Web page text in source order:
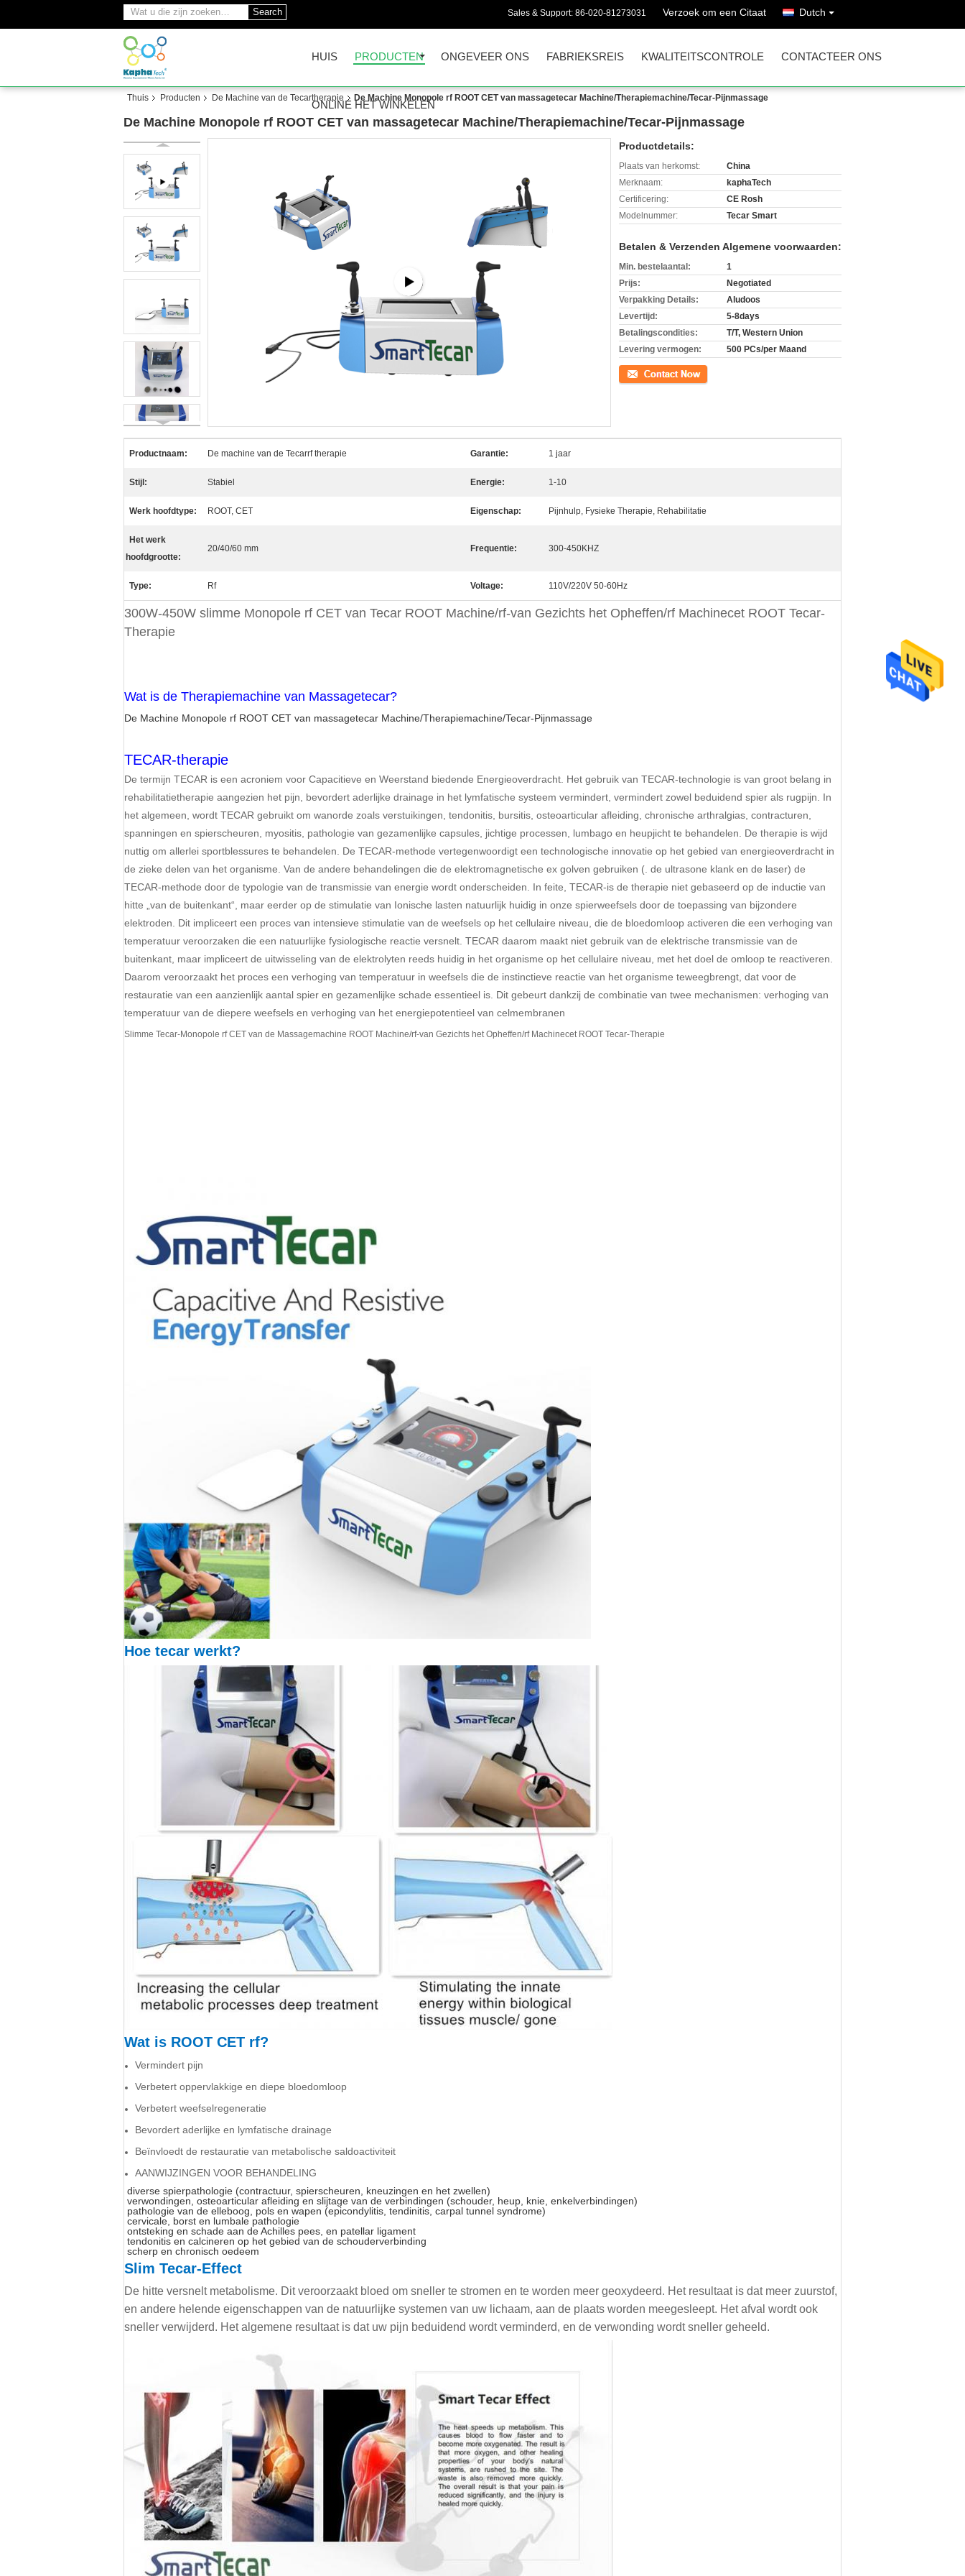
Search Sales & Support: 86-020-81273031 Verzoek om een Citaat Dutch
HUIS PRODUCTEN ONGEVEER ONS FABRIEKSREIS KWALITEITSCONTROLE CONTACTEER ONS
ONLINE HET WINKELEN
Thuis Producten De Machine van de Tecartherapie De Machine Monopole rf ROOT CET van massagetecar Machine/Therapiemachine/Tecar-Pijnmassage
De Machine Monopole rf ROOT CET van massagetecar Machine/Therapiemachine/Tecar-Pijnmassage
Productdetails:
Plaats van herkomst:
China
Merknaam:
kaphaTech
Certificering:
CE Rosh
Modelnummer:
Tecar Smart
Betalen & Verzenden Algemene voorwaarden:
Min. bestelaantal:
1
Prijs:
Negotiated
Verpakking Details:
Aludoos
Levertijd:
5-8days
Betalingscondities:
T/T, Western Union
Levering vermogen:
500 PCs/per Maand
Contact
Productnaam: De machine van de Tecarrf therapie Garantie: 1 jaar
Stijl: Stabiel Energie: 1-10
Werk hoofdtype: ROOT, CET Eigenschap: Pijnhulp, Fysieke Therapie, Rehabilitatie
Het werk
hoofdgrootte:
20/40/60 mm Frequentie: 300-450KHZ
Type: Rf Voltage: 110V/220V 50-60Hz
300W-450W slimme Monopole rf CET van Tecar ROOT Machine/rf-van Gezichts het Opheffen/rf Machinecet ROOT Tecar-
Therapie
Wat is de Therapiemachine van Massagetecar?
De Machine Monopole rf ROOT CET van massagetecar Machine/Therapiemachine/Tecar-Pijnmassage
TECAR-therapie
De termijn TECAR is een acroniem voor Capacitieve en Weerstand biedende Energieoverdracht. Het gebruik van TECAR-technologie is van groot belang in
rehabilitatietherapie aangezien het pijn, bevordert aderlijke drainage in het lymfatische systeem vermindert, vermindert zowel beduidend spier als rugpijn. In
het algemeen, wordt TECAR gebruikt om wanorde zoals verstuikingen, tendonitis, bursitis, osteoarticular afleiding, chronische arthralgias, contracturen,
spanningen en spierscheuren, myositis, pathologie van gezamenlijke capsules, jichtige processen, lumbago en heupjicht te behandelen. De therapie is wijd
nuttig om allerlei sportblessures te behandelen. De TECAR-methode vertegenwoordigt een technologische innovatie op het gebied van energieoverdracht in
de zieke delen van het organisme. Van de andere behandelingen die de elektromagnetische ex golven gebruiken (. de ultrasone klank en de laser) de
TECAR-methode door de typologie van de transmissie van energie wordt onderscheiden. In feite, TECAR-is de therapie niet gebaseerd op de inductie van
hitte „van de buitenkant“, maar eerder op de stimulatie van Ionische lasten natuurlijk huidig in onze spierweefsels door de toepassing van bijzondere
elektroden. Dit impliceert een proces van intensieve stimulatie van de weefsels op het cellulaire niveau, die de bloedomloop activeren die een verhoging van
temperatuur veroorzaken die een natuurlijke fysiologische reactie versnelt. TECAR daarom maakt niet gebruik van de elektrische transmissie van de
buitenkant, maar impliceert de uitwisseling van de elektrolyten reeds huidig in het organisme op het cellulaire niveau, met het doel de omloop te reactiveren.
Daarom veroorzaakt het proces een verhoging van temperatuur in weefsels die de instinctieve reactie van het organisme teweegbrengt, dat voor de
restauratie van een aanzienlijk aantal spier en gezamenlijke schade essentieel is. Dit gebeurt dankzij de combinatie van twee mechanismen: verhoging van
temperatuur van de diepere weefsels en verhoging van het energiepotentieel van celmembranen
Slimme Tecar-Monopole rf CET van de Massagemachine ROOT Machine/rf-van Gezichts het Opheffen/rf Machinecet ROOT Tecar-Therapie
Hoe tecar werkt?
Wat is ROOT CET rf?
Vermindert pijn
Verbetert oppervlakkige en diepe bloedomloop
Verbetert weefselregeneratie
Bevordert aderlijke en lymfatische drainage
Beïnvloedt de restauratie van metabolische saldoactiviteit
AANWIJZINGEN VOOR BEHANDELING
diverse spierpathologie (contractuur, spierscheuren, kneuzingen en het zwellen)
verwondingen, osteoarticular afleiding en slijtage van de verbindingen (schouder, heup, knie, enkelverbindingen)
pathologie van de elleboog, pols en wapen (epicondylitis, tendinitis, carpal tunnel syndrome)
cervicale, borst en lumbale pathologie
ontsteking en schade aan de Achilles pees, en patellar ligament
tendonitis en calcineren op het gebied van de schouderverbinding
scherp en chronisch oedeem
Slim Tecar-Effect
De hitte versnelt metabolisme. Dit veroorzaakt bloed om sneller te stromen en te worden meer geoxydeerd. Het resultaat is dat meer zuurstof,
en andere helende eigenschappen van de natuurlijke systemen van uw lichaam, aan de plaats worden meegesleept. Het afval wordt ook
sneller verwijderd. Het algemene resultaat is dat uw pijn beduidend wordt verminderd, en de verwonding wordt sneller geheeld.